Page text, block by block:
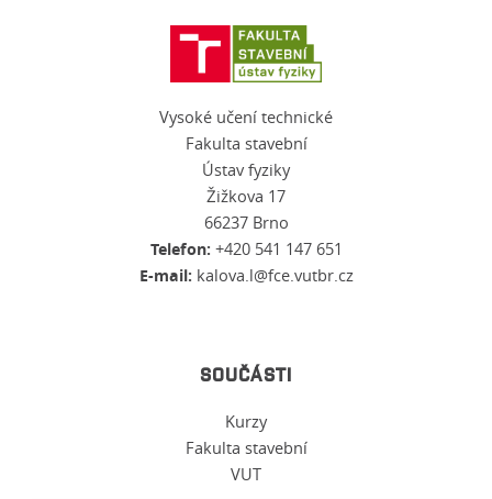
Vysoké učení technické
Fakulta stavební
Ústav fyziky
Žižkova 17
66237 Brno
Telefon: +420 541 147 651
E-mail: kalova.l@fce.vutbr.cz
SOUČÁSTI
Kurzy
Fakulta stavební
VUT